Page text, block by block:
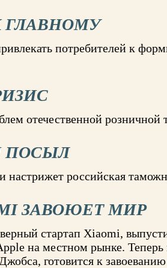
ГЛАВНОМУ
потребителей к
отечественной розничной
ПОСЫЛ
настрижет российская
ЗАВОЮЕТ МИР
стартап Xiaomi,
на местном рынке.
готовится к